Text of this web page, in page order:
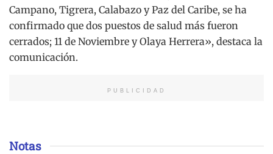
Campano, Tigrera, Calabazo y Paz del Caribe, se ha
confirmado que dos puestos de salud más fueron
cerrados; 11 de Noviembre y Olaya Herrera», destaca la
comunicación.
PUBLICIDAD
Notas